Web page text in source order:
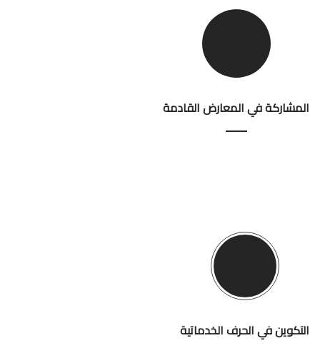
التكوين في الحرف الخدماتية
المشاركة في المعارض القادمة